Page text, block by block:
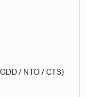
/ NTO / CTS)